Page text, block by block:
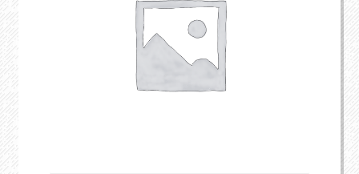
valinnat
tuotteen